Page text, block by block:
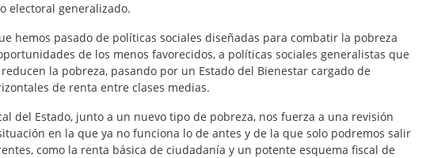
electoral generalizado.
hemos pasado de políticas sociales diseñadas para combatir la pobreza
de los menos favorecidos, a políticas sociales generalistas que
la pobreza, pasando por un Estado del Bienestar cargado de
de renta entre clases medias.
del Estado, junto a un nuevo tipo de pobreza, nos fuerza a una revisión
en la que ya no funciona lo de antes y de la que solo podremos salir
como la renta básica de ciudadanía y un potente esquema fiscal de